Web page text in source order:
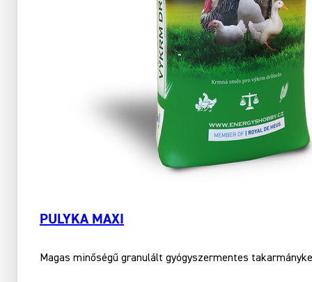
PULYKA MAXI
Magas minőségű granulált gyógyszermentes